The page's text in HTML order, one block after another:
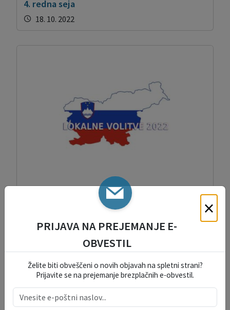
4. redna seja
18. 10. 2022
Lokalne volitve 2022 - RAZPIS
Vloge in obrazci
OKOLJE IN PROSTOR
×
PRIJAVA NA PREJEMANJE E-
OBVESTIL
Želite biti obveščeni o novih objavah na spletni strani?
Prijavite se na prejemanje brezplačnih e-obvestil.